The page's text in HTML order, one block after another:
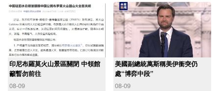
印尼布羅莫火山景區關閉 中領館
籲暫勿前往
08-09
美國副總統萬斯稱美伊衝突仍
處“博弈中段”
08-09